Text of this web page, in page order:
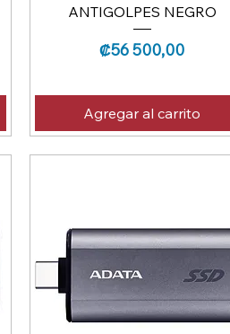
ANTIGOLPES NEGRO
Precio
₡56 500,00
Agregar al carrito